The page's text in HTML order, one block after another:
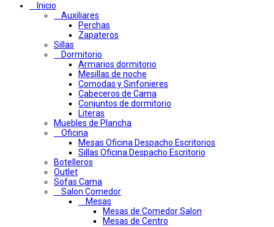
Inicio
Auxiliares
Perchas
Zapateros
Sillas
Dormitorio
Armarios dormitorio
Mesillas de noche
Comodas y Sinfonieres
Cabeceros de Cama
Conjuntos de dormitorio
Literas
Muebles de Plancha
Oficina
Mesas Oficina Despacho Escritorios
Sillas Oficina Despacho Escritorio
Botelleros
Outlet
Sofas Cama
Salon Comedor
Mesas
Mesas de Comedor Salon
Mesas de Centro